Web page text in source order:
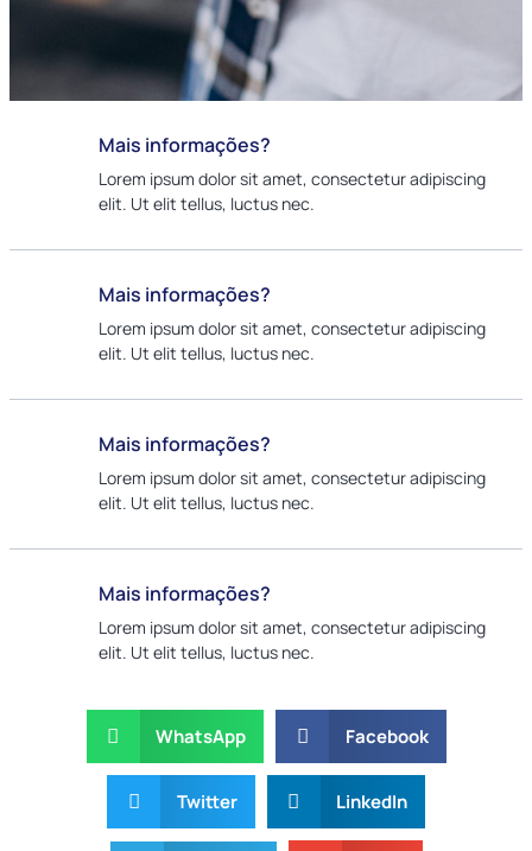
Mais informações?
Lorem ipsum dolor sit amet, consectetur adipiscing
elit. Ut elit tellus, luctus nec.
Mais informações?
Lorem ipsum dolor sit amet, consectetur adipiscing
elit. Ut elit tellus, luctus nec.
Mais informações?
Lorem ipsum dolor sit amet, consectetur adipiscing
elit. Ut elit tellus, luctus nec.
Mais informações?
Lorem ipsum dolor sit amet, consectetur adipiscing
elit. Ut elit tellus, luctus nec.
WhatsApp Facebook
Twitter LinkedIn